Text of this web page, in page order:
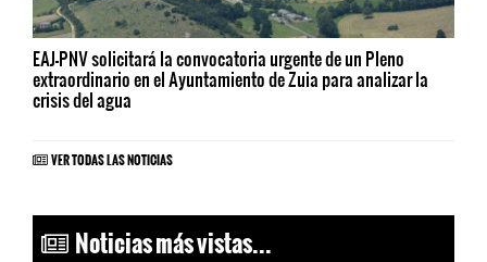
EAJ-PNV solicitará la convocatoria urgente de un Pleno
extraordinario en el Ayuntamiento de Zuia para analizar la
crisis del agua
VER TODAS LAS NOTICIAS
Noticias más vistas...